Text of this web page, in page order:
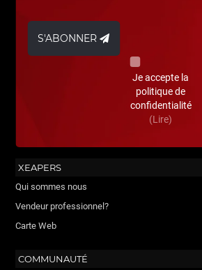
S'ABONNER
Je accepte la
politique de
confidentialité
(Lire)
XEAPERS
Qui sommes nous
Vendeur professionnel?
Carte Web
COMMUNAUTÉ